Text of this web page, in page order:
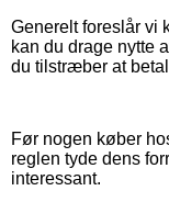
Generelt foreslår vi
kan du drage nytte
du tilstræber at
Før nogen køber
reglen tyde dens
interessant.